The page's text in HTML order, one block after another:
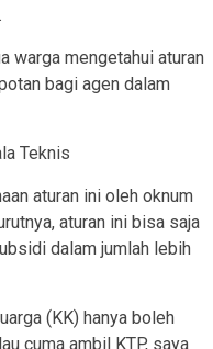
.
warga mengetahui aturan
bagi agen dalam
Teknis
aturan ini oleh oknum
aturan ini bisa saja
dalam jumlah lebih
(KK) hanya boleh
cuma ambil KTP, saya